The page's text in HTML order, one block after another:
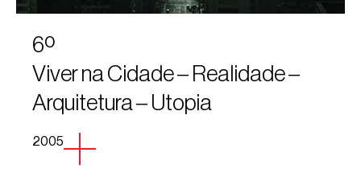
6º
Viver na Cidade – Realidade –
Arquitetura – Utopia
2005